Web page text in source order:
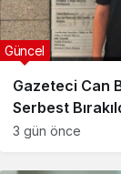
Gazeteci Can
Serbest
Engeli Getirildi
3 gün önce
Güncel